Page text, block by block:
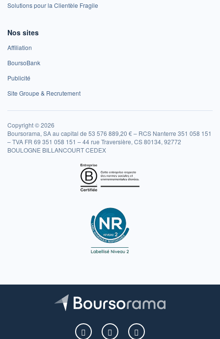
Solutions pour la Clientèle Fragile
Nos sites
Affiliation
BoursoBank
Publicité
Site Groupe & Recrutement
Copyright © 2026
Boursorama, SA au capital de 53 576 889,20 € – RCS Nanterre 351 058 151
– TVA FR 69 351 058 151 – 44 rue Traversière, CS 80134, 92772
BOULOGNE BILLANCOURT CEDEX
Boursorama sur Facebook
Boursorama sur XBoursorama sur